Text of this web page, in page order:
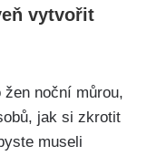
‌vytvořit
žen noční můrou,
jak ‍si zkrotit
museli